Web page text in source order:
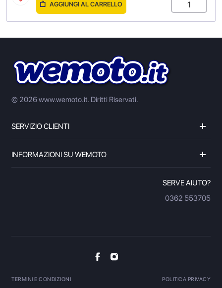
AGGIUNGI AL CARRELLO
© 2026 www.wemoto.it. Diritti Riservati.
SERVIZIO CLIENTI
INFORMAZIONI SU WEMOTO
SERVE AIUTO?
0362 553705
TERMINI E CONDIZIONI POLITICA PRIVACY